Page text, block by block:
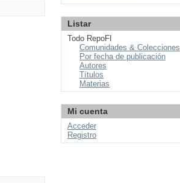
Listar
Todo RepoFI
Comunidades & Colecciones
Por fecha de publicación
Autores
Títulos
Materias
Mi cuenta
Acceder
Registro